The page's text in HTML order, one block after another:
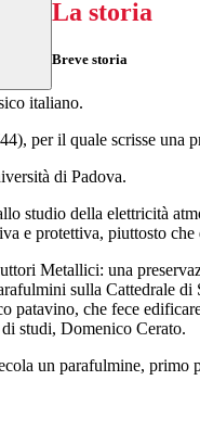
La storia
Breve storia
italiano.
per il quale scrisse una
di Padova.
studio della elettricità
e protettiva, piuttosto
Metallici: una
sulla Cattedrale
che fece
studi, Domenico Cerato.
un parafulmine,